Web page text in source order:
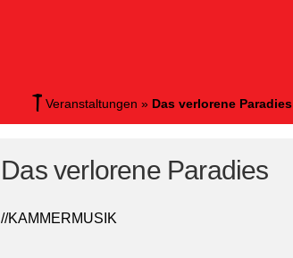
Veranstaltungen » Das verlorene Paradies
Das verlorene Paradies
//KAMMERMUSIK